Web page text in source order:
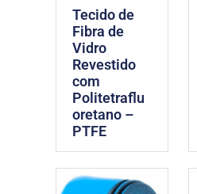
Tecido de
Fibra de
Vidro
Revestido
com
Politetraflu
oretano –
PTFE